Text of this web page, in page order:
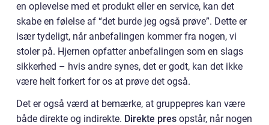
en oplevelse med et produkt eller en service, kan det
skabe en følelse af “det burde jeg også prøve”. Dette er
især tydeligt, når anbefalingen kommer fra nogen, vi
stoler på. Hjernen opfatter anbefalingen som en slags
sikkerhed – hvis andre synes, det er godt, kan det ikke
være helt forkert for os at prøve det også.
Det er også værd at bemærke, at gruppepres kan være
både direkte og indirekte. Direkte pres opstår, når nogen